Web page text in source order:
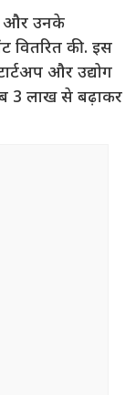
और उनके
वितरित की. इस
और उद्योग
3 लाख से बढ़ाकर